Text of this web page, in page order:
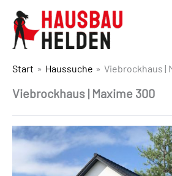
Start Haussuche Viebrockhaus |
Viebrockhaus | Maxime 300